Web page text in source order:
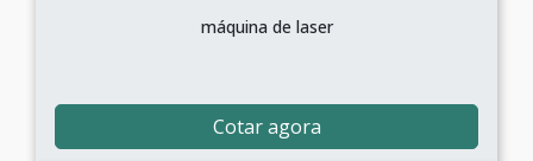
máquina de laser
Cotar agora